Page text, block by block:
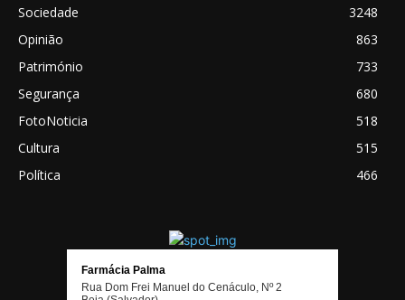
Sociedade
3248
Opinião
863
Património
733
Segurança
680
FotoNoticia
518
Cultura
515
Política
466